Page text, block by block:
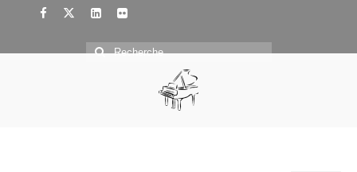
Rechercher